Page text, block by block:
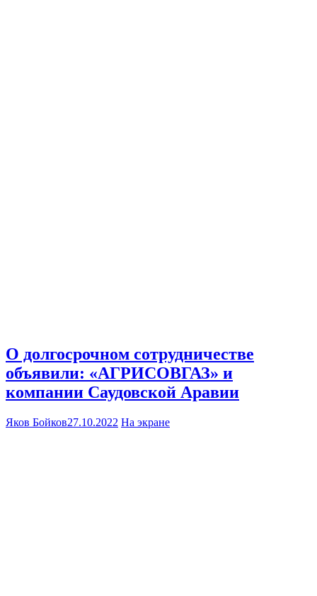
О долгосрочном сотрудничестве
объявили: «АГРИСОВГАЗ» и
компании Саудовской Аравии
Яков Бойков27.10.2022 На экране